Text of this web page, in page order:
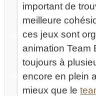
important de
meilleure
ces jeux sont
animation Team
toujours à
encore en plein
mieux que le